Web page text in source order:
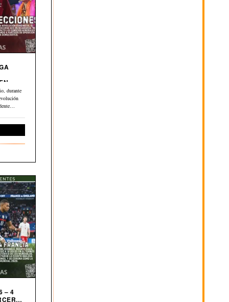
durante
– 4